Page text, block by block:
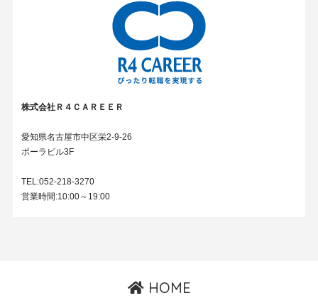
株式会社Ｒ４ＣＡＲＥＥＲ
愛知県名古屋市中区栄2-9-26
ポーラビル3F
TEL:052-218-3270
営業時間:10:00～19:00
HOME